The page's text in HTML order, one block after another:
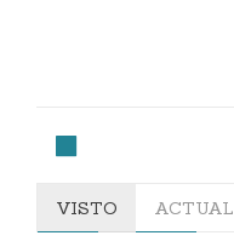
VISTO ACTUAL